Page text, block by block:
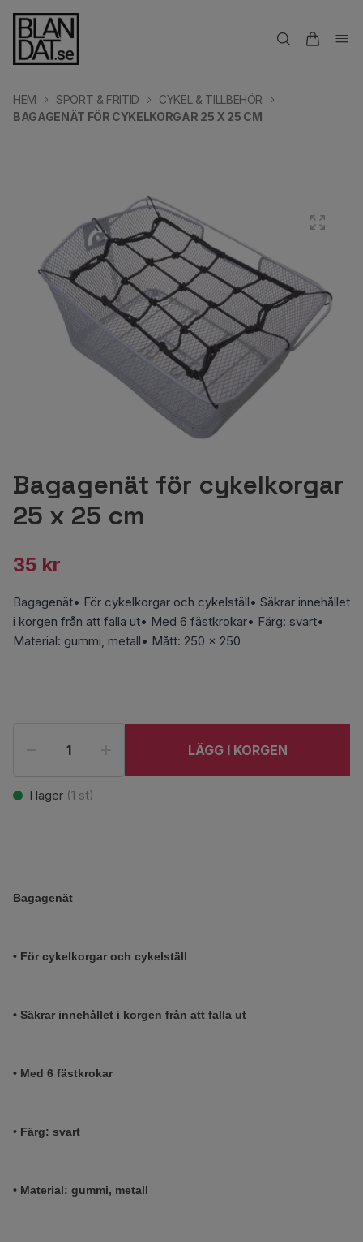
HEM SPORT & FRITID
CYKEL & TILLBEHÖR
BAGAGENÄT FÖR CYKELKORGAR 25 X 25 CM
Bagagenät för cykelkorgar
25 x 25 cm
35 kr
Bagagenät• För cykelkorgar och cykelställ• Säkrar innehållet
i korgen från att falla ut• Med 6 fästkrokar• Färg: svart•
Material: gummi, metall• Mått: 250 x 250
LÄGG I KORGEN
I lager (1 st)
Bagagenät
• För cykelkorgar och cykelställ
• Säkrar innehållet i korgen från att falla ut
• Med 6 fästkrokar
• Färg: svart
• Material: gummi, metall